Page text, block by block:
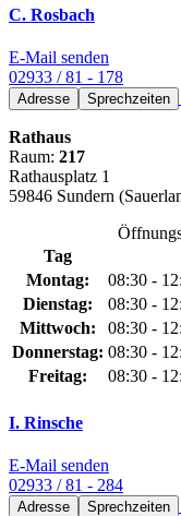
C. Rosbach
E-Mail senden
02933 / 81 - 178
Adresse Sprechzeiten
Rathaus
Raum: 217
Rathausplatz 1
59846 Sundern
Tag
Montag:
08:30 -
Dienstag:
08:30 -
Mittwoch:
08:30 -
Donnerstag: 08:30 -
Freitag:
08:30 -
I. Rinsche
E-Mail senden
02933 / 81 - 284
Adresse Sprechzeiten